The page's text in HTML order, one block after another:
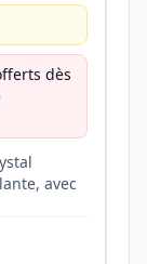
dès
avec